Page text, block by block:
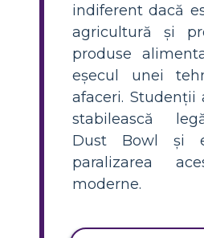
indiferent dacă
agricultură și
produse
eșecul unei
afaceri. Studenții
stabilească
Dust Bowl și
paralizarea
moderne.